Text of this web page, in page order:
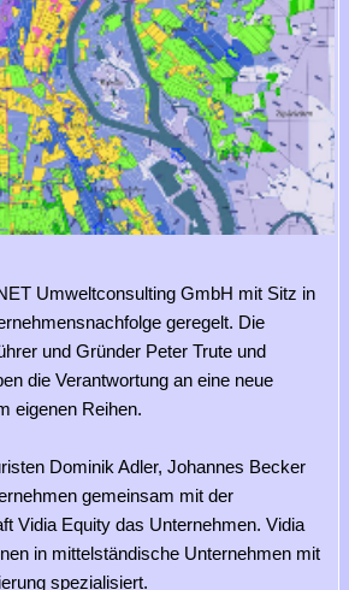
Umweltconsulting GmbH mit Sitz in
geregelt. Die
und Gründer Peter Trute und
die Verantwortung an eine neue
eigenen Reihen.
Dominik Adler, Johannes Becker
gemeinsam mit der
Vidia Equity das Unternehmen. Vidia
in mittelständische Unternehmen mit
spezialisiert.